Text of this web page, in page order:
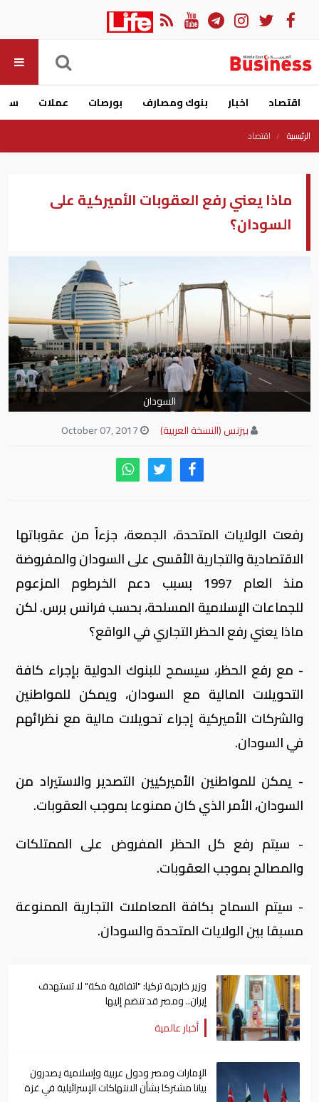
اقتصاد اخبار بنوك ومصارف بورصات عملات
الرئيسية اقتصاد
ماذا يعني رفع العقوبات الأميركية على
السودان؟
السودان
بيزنس (النسخة العربية)
رفعت الولايات المتحدة، الجمعة، جزءاً من عقوباتها
الاقتصادية والتجارية الأقسى على السودان والمفروضة
منذ العام 1997 بسبب دعم الخرطوم المزعوم
للجماعات الإسلامية المسلحة، بحسب فرانس برس. لكن
ماذا يعني رفع الحظر التجاري في الواقع؟
- مع رفع الحظر، سيسمح للبنوك الدولية بإجراء كافة
التحويلات المالية مع السودان، ويمكن للمواطنين
والشركات الأميركية إجراء تحويلات مالية مع نظرائهم
في السودان.
- يمكن للمواطنين الأميركيين التصدير والاستيراد من
السودان، الأمر الذي كان ممنوعا بموجب العقوبات.
- سيتم رفع كل الحظر المفروض على الممتلكات
والمصالح بموجب العقوبات.
- سيتم السماح بكافة المعاملات التجارية الممنوعة
مسبقا بين الولايات المتحدة والسودان.
وزير خارجية تركيا: "اتفاقية مكة" لا تستهدف
إيران.. ومصر قد تنضم إليها
أخبار عالمية
الإمارات ومصر ودول عربية وإسلامية يصدرون
بيانا مشتركا بشأن الانتهاكات الإسرائيلية في غزة